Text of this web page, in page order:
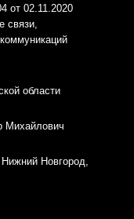
от 02.11.2020
связи,
области
Михайлович
Новгород,